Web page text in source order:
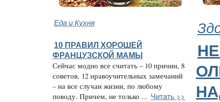
Еда и Кухня
10 ПРАВИЛ ХОРОШЕЙ
ФРАНЦУЗСКОЙ МАМЫ
Сейчас модно все считать – 10 причин, 8
советов, 12 нравоучительных замечаний
– на все случаи жизни, по любому
поводу. Причем, не только ... Читать >>